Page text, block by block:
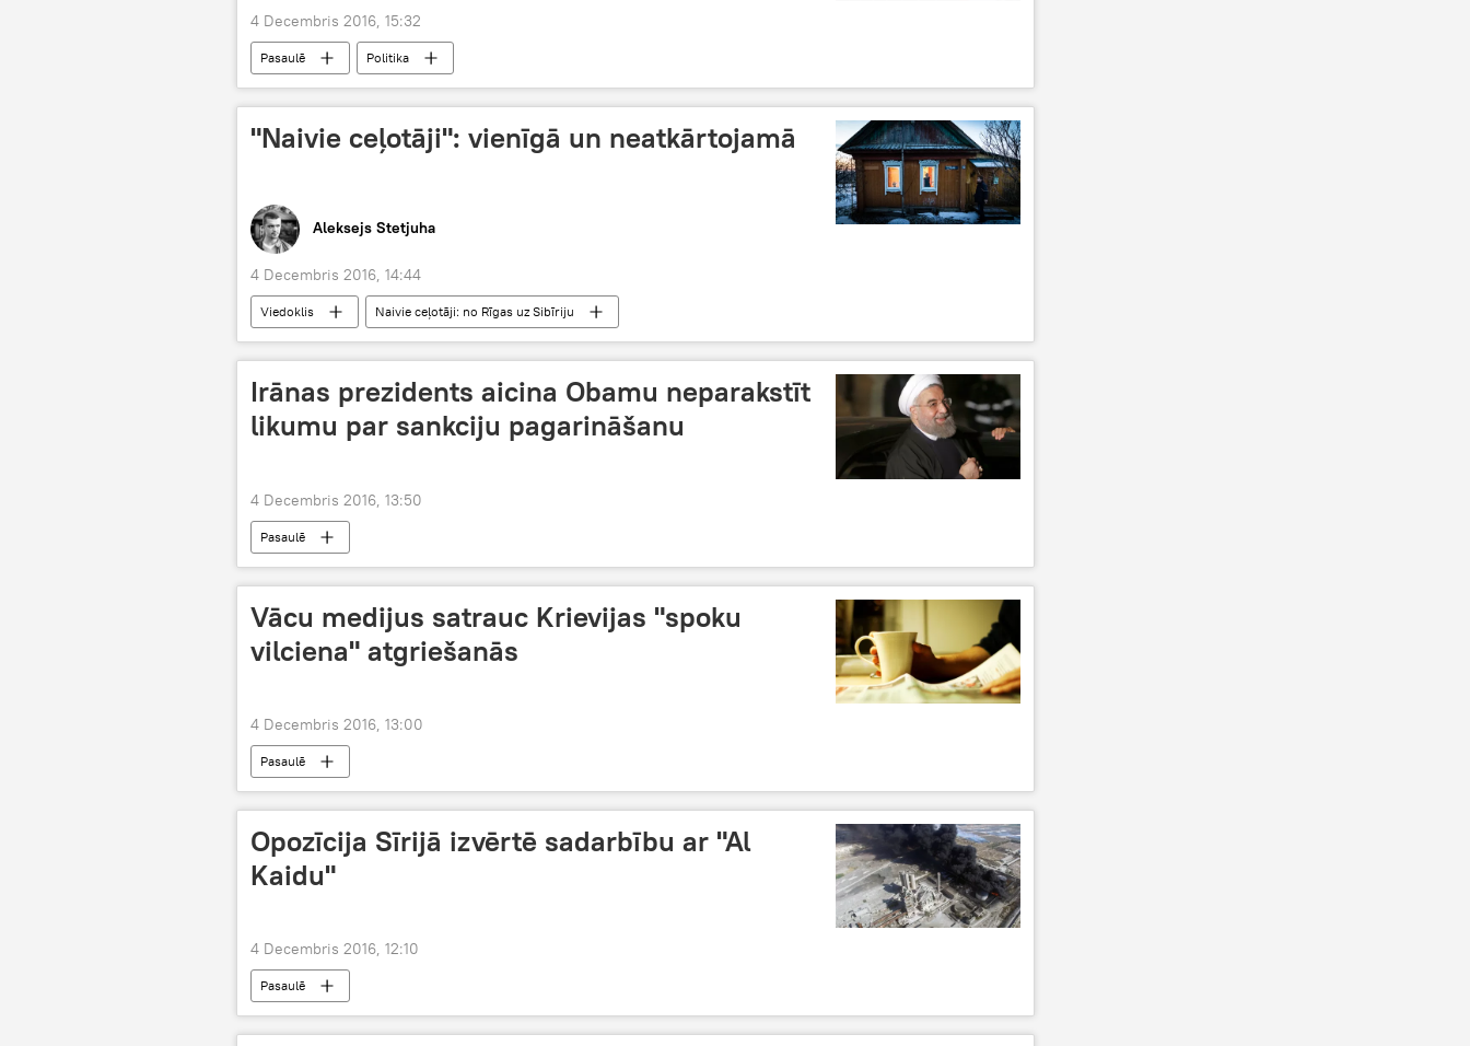
4 Decembris 2016, 15:32
Pasaulē Politika
"Naivie ceļotāji": vienīgā un neatkārtojamā
Aleksejs Stetjuha
4 Decembris 2016, 14:44
Viedoklis Naivie ceļotāji: no Rīgas uz Sibīriju
Irānas prezidents aicina Obamu neparakstīt
likumu par sankciju pagarināšanu
4 Decembris 2016, 13:50
Pasaulē
Vācu medijus satrauc Krievijas "spoku
vilciena" atgriešanās
4 Decembris 2016, 13:00
Pasaulē
Opozīcija Sīrijā izvērtē sadarbību ar "Al
Kaidu"
4 Decembris 2016, 12:10
Pasaulē